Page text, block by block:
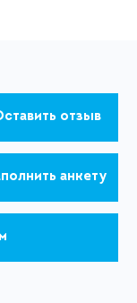
отзыв
анкету